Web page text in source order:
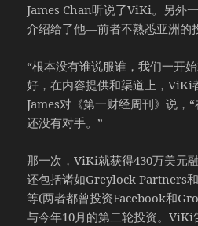
James Chan听说了ViKi。另外
介绍给了他—前者不熟悉亚洲的
“根本没有谁说服谁，我们一开
好，在内容提供和渠道上，ViKi
James对《第一财经周刊》说，
还没有对手。”
那一次，ViKi就获得430万美元
还包括诸如Greylock Partners
等(两者都曾投资Facebook和
与今年10月的第二轮投资。ViKi